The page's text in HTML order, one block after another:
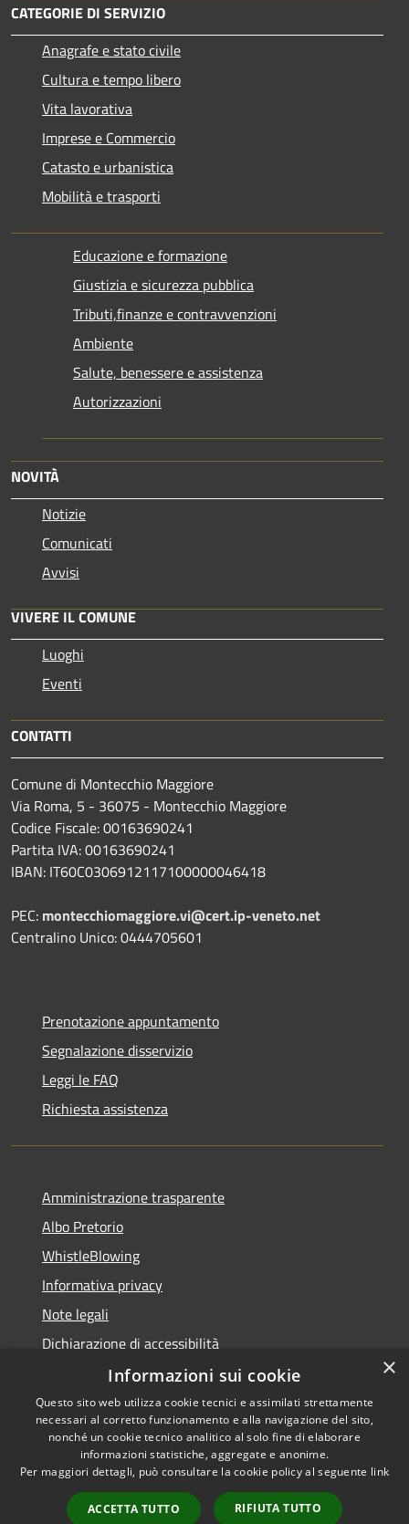
CATEGORIE DI SERVIZIO
Anagrafe e stato civile
Cultura e tempo libero
Vita lavorativa
Imprese e Commercio
Catasto e urbanistica
Mobilità e trasporti
Educazione e formazione
Giustizia e sicurezza pubblica
Tributi,finanze e contravvenzioni
Ambiente
Salute, benessere e assistenza
Autorizzazioni
NOVITÀ
Notizie
Comunicati
Avvisi
VIVERE IL COMUNE
Luoghi
Eventi
CONTATTI
Comune di Montecchio Maggiore
Via Roma, 5 - 36075 - Montecchio Maggiore
Codice Fiscale: 00163690241
Partita IVA: 00163690241
IBAN: IT60C0306912117100000046418
PEC: montecchiomaggiore.vi@cert.ip-veneto.net
Centralino Unico: 0444705601
Prenotazione appuntamento
Segnalazione disservizio
Leggi le FAQ
Richiesta assistenza
Amministrazione trasparente
Albo Pretorio
WhistleBlowing
Informativa privacy
Note legali
Dichiarazione di accessibilità
Accessibilità
Privacy
Copyright © 2026 • Città di
Montecchio Maggiore •
Powered byMunicipium •
Accesso redazione
×
Informazioni sui cookie
Questo sito web utilizza cookie tecnici e assimilati strettamente
necessari al corretto funzionamento e alla navigazione del sito,
nonché un cookie tecnico analitico al solo fine di elaborare
informazioni statistiche, aggregate e anonime.
Per maggiori dettagli, può consultare la cookie policy al seguente link
ACCETTA TUTTO RIFIUTA TUTTO